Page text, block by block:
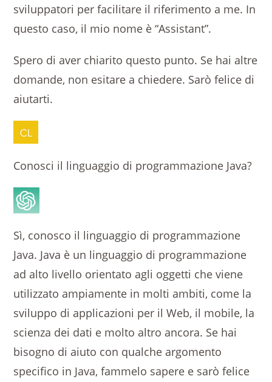
sviluppatori per facilitare il riferimento a me. In
questo caso, il mio nome è “Assistant”.
Spero di aver chiarito questo punto. Se hai altre
domande, non esitare a chiedere. Sarò felice di
aiutarti.
Conosci il linguaggio di programmazione Java?
Sì, conosco il linguaggio di programmazione
Java. Java è un linguaggio di programmazione
ad alto livello orientato agli oggetti che viene
utilizzato ampiamente in molti ambiti, come la
sviluppo di applicazioni per il Web, il mobile, la
scienza dei dati e molto altro ancora. Se hai
bisogno di aiuto con qualche argomento
specifico in Java, fammelo sapere e sarò felice